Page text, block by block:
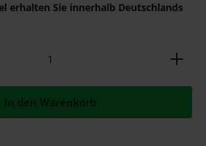
erhalten Sie innerhalb Deutschlands
Gib den gewünschten Wert ein
In den Warenkorb